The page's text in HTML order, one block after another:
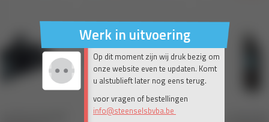
Werk in uitvoering
Op dit moment zijn wij druk bezig om
onze website even te updaten. Komt
u alstublieft later nog eens terug.
voor vragen of bestellingen
info@steenselsbvba.be